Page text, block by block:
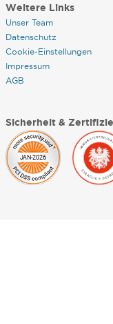
Weitere Links
Unser Team
Datenschutz
Cookie-Einstellungen
Impressum
AGB
Sicherheit &